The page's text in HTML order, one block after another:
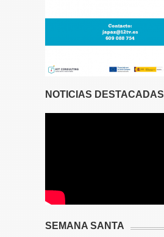
NOTICIAS DESTACADAS
SEMANA SANTA